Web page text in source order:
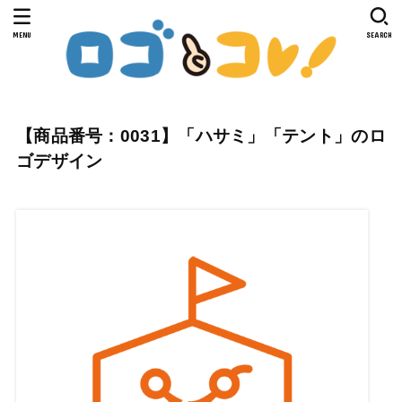
SEARCH
MENU
【商品番号：0031】「ハサミ」「テント」のロ
ゴデザイン